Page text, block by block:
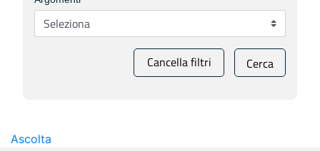
Cancella filtri Cerca
Ascolta